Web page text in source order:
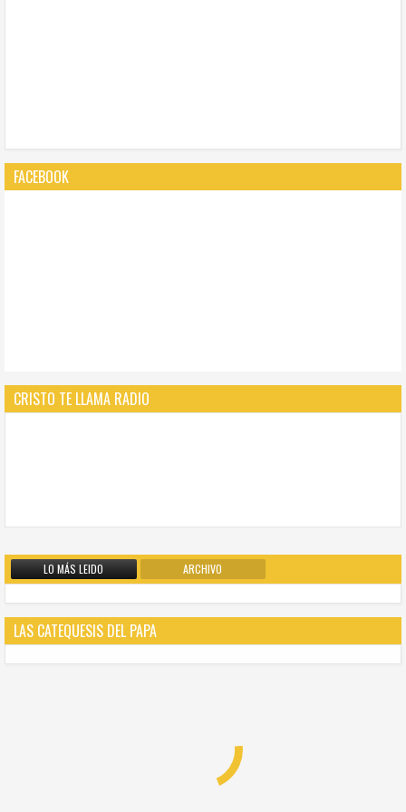
FACEBOOK
CRISTO TE LLAMA RADIO
LO MÁS LEIDO ARCHIVO
LAS CATEQUESIS DEL PAPA